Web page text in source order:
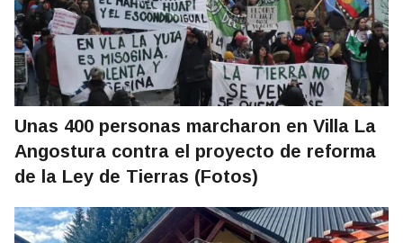
Unas 400 personas marcharon en Villa La
Angostura contra el proyecto de reforma
de la Ley de Tierras (Fotos)